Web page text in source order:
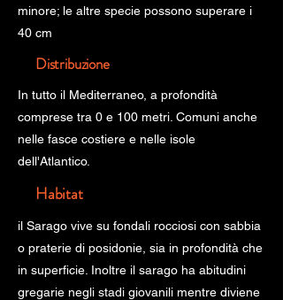
minore; le altre specie possono superare i
40 cm
Distribuzione
In tutto il Mediterraneo, a profondità
comprese tra 0 e 100 metri. Comuni anche
nelle fasce costiere e nelle isole
dell'Atlantico.
Habitat
il Sarago vive su fondali rocciosi con sabbia
o praterie di posidonie, sia in profondità che
in superficie. Inoltre il sarago ha abitudini
gregarie negli stadi giovanili mentre diviene